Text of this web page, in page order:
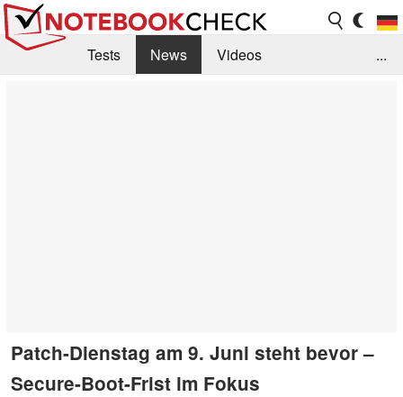
Tests News
Videos
...
Patch-Dienstag am 9. Juni steht bevor –
Secure-Boot-Frist im Fokus